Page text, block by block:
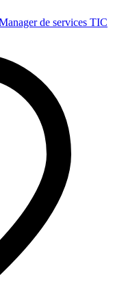
de services TIC